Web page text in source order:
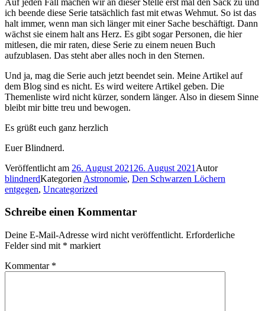
ich beende diese Serie tatsächlich fast mit etwas Wehmut. So ist das
halt immer, wenn man sich länger mit einer Sache beschäftigt. Dann
wächst sie einem halt ans Herz. Es gibt sogar Personen, die hier
mitlesen, die mir raten, diese Serie zu einem neuen Buch
aufzublasen. Das steht aber alles noch in den Sternen.
Und ja, mag die Serie auch jetzt beendet sein. Meine Artikel auf
dem Blog sind es nicht. Es wird weitere Artikel geben. Die
Themenliste wird nicht kürzer, sondern länger. Also in diesem Sinne
bleibt mir bitte treu und bewogen.
Es grüßt euch ganz herzlich
Euer Blindnerd.
Veröffentlicht am 26. August 2021 26. August 2021 Autor
blindnerdKategorien Astronomie, Den Schwarzen Löchern
entgegen, Uncategorized
Schreibe einen Kommentar
Deine E-Mail-Adresse wird nicht veröffentlicht. Erforderliche
Felder sind mit * markiert
Kommentar *